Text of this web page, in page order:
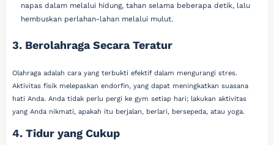
napas dalam melalui hidung, tahan selama beberapa detik, lalu
hembuskan perlahan-lahan melalui mulut.
3. Berolahraga Secara Teratur
Olahraga adalah cara yang terbukti efektif dalam mengurangi stres.
Aktivitas fisik melepaskan endorfin, yang dapat meningkatkan suasana
hati Anda. Anda tidak perlu pergi ke gym setiap hari; lakukan aktivitas
yang Anda nikmati, apakah itu berjalan, berlari, bersepeda, atau yoga.
4. Tidur yang Cukup